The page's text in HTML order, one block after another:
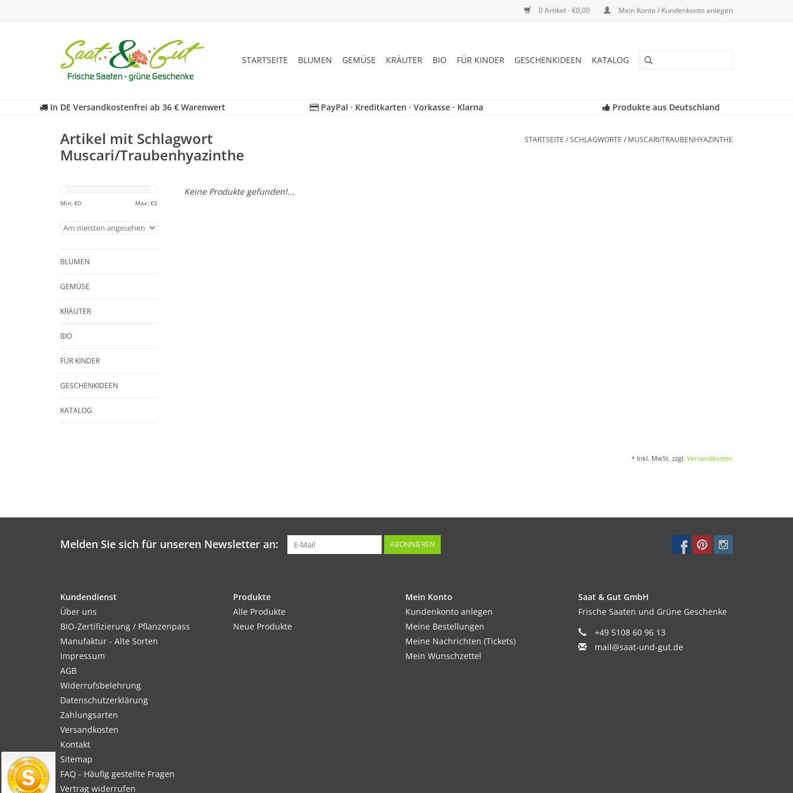
0 Artikel - €0,00 Mein Konto / Kundenkonto anlegen
STARTSEITE BLUMEN GEMÜSE KRÄUTER BIO FÜR KINDER GESCHENKIDEEN KATALOG
In DE Versandkostenfrei ab 36 € Warenwert PayPal · Kreditkarten · Vorkasse · Klarna Produkte aus Deutschland
Artikel mit Schlagwort
Muscari/Traubenhyazinthe
STARTSEITE /SCHLAGWORTE / MUSCARI/TRAUBENHYAZINTHE
Min: €0 Max: €5
BLUMEN
GEMÜSE
KRÄUTER
BIO
FÜR KINDER
GESCHENKIDEEN
KATALOG
Keine Produkte gefunden!...
* Inkl. MwSt. zzgl. Versandkosten
Melden Sie sich für unseren Newsletter an: ABONNIEREN
Kundendienst
Über uns
BIO-Zertifizierung / Pflanzenpass
Manufaktur - Alte Sorten
Impressum
AGB
Widerrufsbelehrung
Datenschutzerklärung
Zahlungsarten
Versandkosten
Kontakt
Sitemap
FAQ - Häufig gestellte Fragen
Vertrag widerrufen
Produkte
Alle Produkte
Neue Produkte
Mein Konto
Kundenkonto anlegen
Meine Bestellungen
Meine Nachrichten (Tickets)
Mein Wunschzettel
Saat & Gut GmbH
Frische Saaten und Grüne Geschenke
+49 5108 60 96 13
mail@saat-und-gut.de